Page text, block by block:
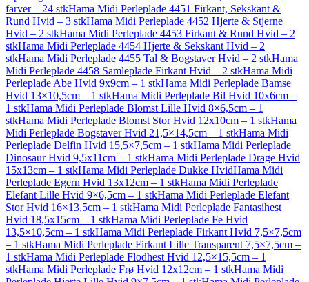
farver – 24 stkHama Midi Perleplade 4451 Firkant, Sekskant &
Rund Hvid – 3 stkHama Midi Perleplade 4452 Hjerte & Stjerne
Hvid – 2 stkHama Midi Perleplade 4453 Firkant & Rund Hvid – 2
stkHama Midi Perleplade 4454 Hjerte & Sekskant Hvid – 2
stkHama Midi Perleplade 4455 Tal & Bogstaver Hvid – 2 stkHama
Midi Perleplade 4458 Samleplade Firkant Hvid – 2 stkHama Midi
Perleplade Abe Hvid 9x9cm – 1 stkHama Midi Perleplade Bamse
Hvid 13×10,5cm – 1 stkHama Midi Perleplade Bil Hvid 10x6cm –
1 stkHama Midi Perleplade Blomst Lille Hvid 8×6,5cm – 1
stkHama Midi Perleplade Blomst Stor Hvid 12x10cm – 1 stkHama
Midi Perleplade Bogstaver Hvid 21,5×14,5cm – 1 stkHama Midi
Perleplade Delfin Hvid 15,5×7,5cm – 1 stkHama Midi Perleplade
Dinosaur Hvid 9,5x11cm – 1 stkHama Midi Perleplade Drage Hvid
15x13cm – 1 stkHama Midi Perleplade Dukke HvidHama Midi
Perleplade Egern Hvid 13x12cm – 1 stkHama Midi Perleplade
Elefant Lille Hvid 9×6,5cm – 1 stkHama Midi Perleplade Elefant
Stor Hvid 16×13,5cm – 1 stkHama Midi Perleplade Fantasihest
Hvid 18,5x15cm – 1 stkHama Midi Perleplade Fe Hvid
13,5×10,5cm – 1 stkHama Midi Perleplade Firkant Hvid 7,5×7,5cm
– 1 stkHama Midi Perleplade Firkant Lille Transparent 7,5×7,5cm –
1 stkHama Midi Perleplade Flodhest Hvid 12,5×15,5cm – 1
stkHama Midi Perleplade Frø Hvid 12x12cm – 1 stkHama Midi